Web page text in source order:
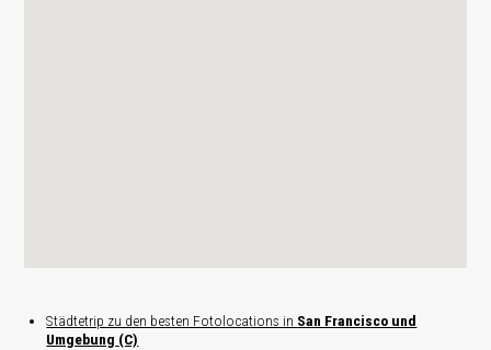
Städtetrip zu den besten Fotolocations in San Francisco und
Umgebung (C)